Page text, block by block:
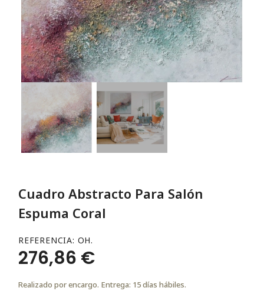
Cuadro Abstracto Para Salón
Espuma Coral
REFERENCIA OH.
276,86 €
Realizado por encargo. Entrega: 15 días hábiles.